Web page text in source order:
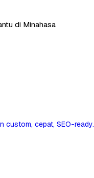
di Minahasa
custom, cepat, SEO-ready.